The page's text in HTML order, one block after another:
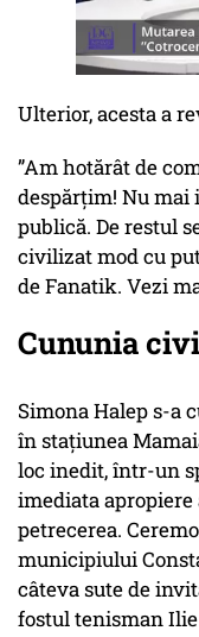
Ulterior, acesta a
”Am hotărât de
despărțim! Nu mai
publică. De restul
civilizat mod cu
de Fanatik. Vezi
Cununia
Simona Halep s-a
în staţiunea
loc inedit, într-un
imediata
petrecerea.
municipiului
câteva sute de
fostul tenisman